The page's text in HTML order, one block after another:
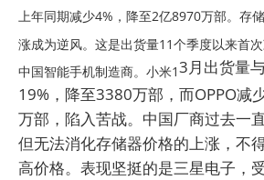
上年同期减少4%，降至2亿8970万部。存
涨成为逆风。这是出货量11个季度以来首
中国智能手机制造商。小米13月出货量
19%，降至3380万部，而OPPO减
万部，陷入苦战。中国厂商过去一
但无法消化存储器价格的上涨，不
高价格。表现坚挺的是三星电子，